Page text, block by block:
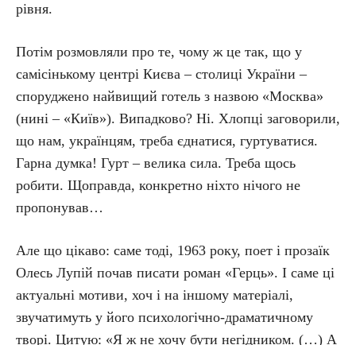
рівня.
Потім розмовляли про те, чому ж це так, що у
самісінькому центрі Києва – столиці України –
споруджено найвищий готель з назвою «Москва»
(нині – «Київ»). Випадково? Ні. Хлопці заговорили,
що нам, українцям, треба єднатися, гуртуватися.
Гарна думка! Гурт – велика сила. Треба щось
робити. Щоправда, конкретно ніхто нічого не
пропонував…
Але що цікаво: саме тоді, 1963 року, поет і прозаїк
Олесь Лупій почав писати роман «Герць». І саме ці
актуальні мотиви, хоч і на іншому матеріалі,
звучатимуть у його психологічно-драматичному
творі. Цитую: «Я ж не хочу бути негідником. (…) А